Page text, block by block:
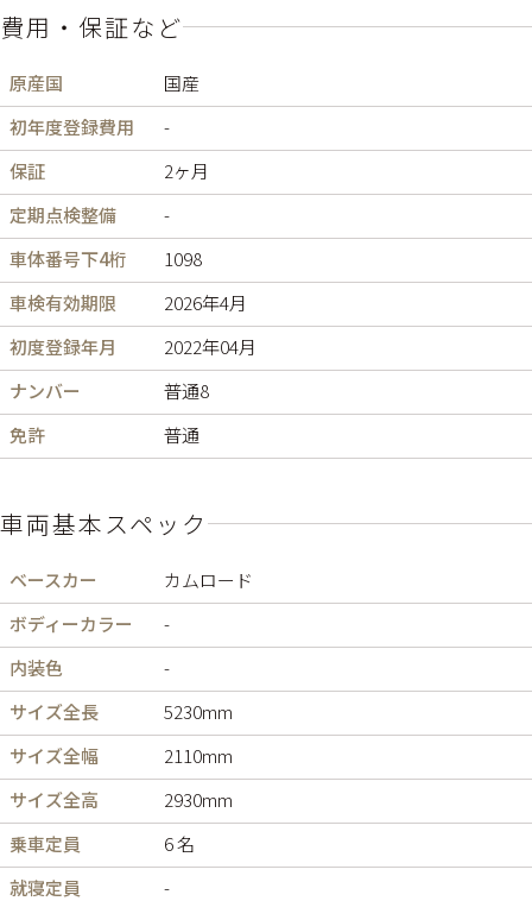
費用・保証など
原産国
国産
初年度登録費用
-
保証
2ヶ月
定期点検整備
-
車体番号下4桁
1098
車検有効期限
2026年4月
初度登録年月
2022年04月
ナンバー
普通8
免許
普通
車両基本スペック
ベースカー
カムロード
ボディーカラー
-
内装色
-
サイズ全長
5230mm
サイズ全幅
2110mm
サイズ全高
2930mm
乗車定員
6 名
就寝定員
-